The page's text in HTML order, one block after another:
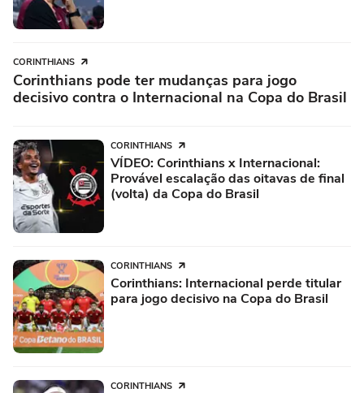
CORINTHIANS
Corinthians pode ter mudanças para jogo
decisivo contra o Internacional na Copa do Brasil
CORINTHIANS
VÍDEO: Corinthians x Internacional:
Provável escalação das oitavas de final
(volta) da Copa do Brasil
CORINTHIANS
Corinthians: Internacional perde titular
para jogo decisivo na Copa do Brasil
CORINTHIANS